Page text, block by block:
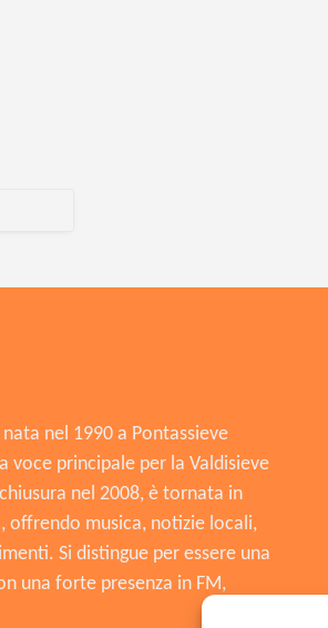
nel 1990 a Pontassieve
voce principale per la Valdisieve
nel 2008, è tornata in
offrendo musica, notizie locali,
Si distingue per essere una
una forte presenza in FM,